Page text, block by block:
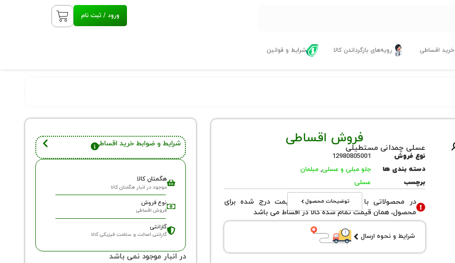
ورود / ثبت نام
خرید اقساطی رویه‌های بازگرداندن کالا شرایط و قوانین
فروش اقساطی
عسلی چمدانی مستطیلی
نوع فروش
12980805001
دسته بندی ها
جلو مبلی و عسلی,مبلمان
برچسب
عسلی
توضیحات محصول
در محصولاتی با نوع فروش اقساطی قیمت درج شده برای
محصول، همان قیمت تمام شده کالا در اقساط می باشد
شرایط و نحوه ارسال
شرایط و ضوابط خرید اقساطی
هگمتان کالا
موجود در انبار هگمتان کالا
نوع فروش
فروش اقساطی
گارانتی
گارانتی اصالت و سلامت فیزیکی کالا
در انبار موجود نمی باشد